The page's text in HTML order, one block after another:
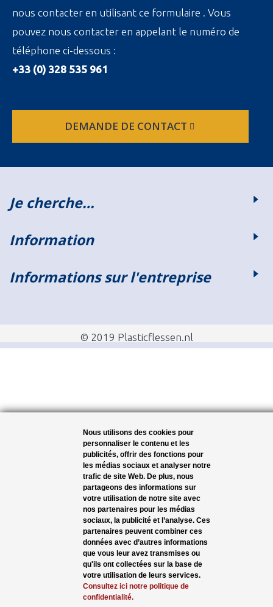
nous contacter en utilisant ce formulaire . Vous
pouvez nous contacter en appelant le numéro de
téléphone ci-dessous :
+33 (0) 328 535 961
DEMANDE DE CONTACT
Je cherche…
Information
Informations sur l'entreprise
© 2019 Plasticflessen.nl
Nous utilisons des cookies pour
personnaliser le contenu et les
publicités, offrir des fonctions pour
les médias sociaux et analyser notre
trafic de site Web. De plus, nous
partageons des informations sur
votre utilisation de notre site avec
nos partenaires pour les médias
sociaux, la publicité et l’analyse. Ces
partenaires peuvent combiner ces
données avec d’autres informations
que vous leur avez transmises ou
qu'ils ont collectées sur la base de
votre utilisation de leurs services.
Consultez ici notre politique de
confidentialité.